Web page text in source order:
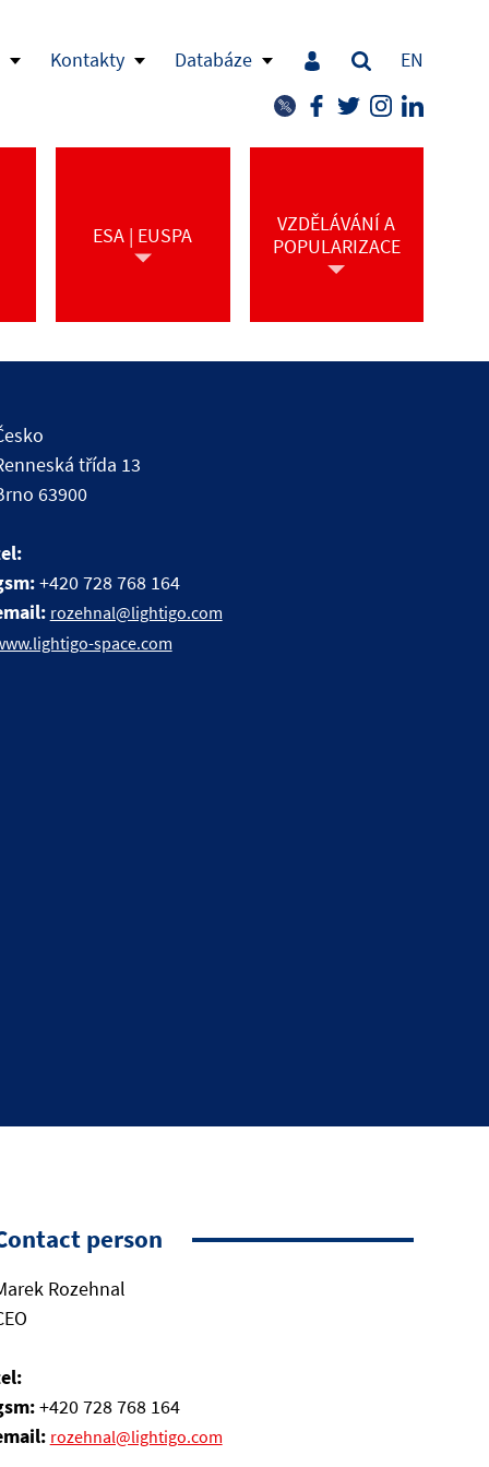
Kontakty Databáze EN
ESA | EUSPA
VZDĚLÁVÁNÍ A
POPULARIZACE
třída 13
63900
+420 728 768 164
rozehnal@lightigo.com
space.com
person
Rozehnal
+420 728 768 164
rozehnal@lightigo.com